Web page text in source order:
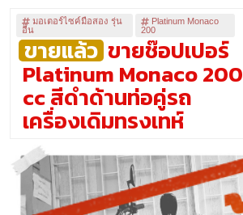
TTSPEED.COM
Platinum Monaco
200
มอเตอร์ไซค์มือสอง รุ่น
อื่น
ขายแล้ว ขายช๊อปเปอร์
Platinum Monaco 200
cc สีดำด้านท่อคู่รถ
เครื่องเดิมทรงเทห์